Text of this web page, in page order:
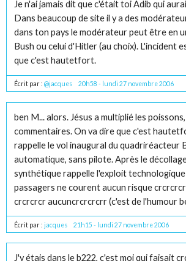
Je n'ai jamais dit que c'était toi Adib qui
Dans beaucoup de site il y a des
dans ton pays le modérateur peut être en
Bush ou celui d'Hitler (au choix). L'incident
que c'est hautetfort.
Écrit par :@jacques 20h58 - lundi 27 novembre 2006
ben M... alors. Jésus a multiplié les
commentaires. On va dire que c'est
rappelle le vol inaugural du quadriréacteur
automatique, sans pilote. Après le
synthétique rappelle l'exploit technologique
passagers ne courent aucun risque
crcrcrcr aucuncrcrcrcrr (c'est de l'humour
Écrit par :jacques 21h15 - lundi 27 novembre 2006
J'y étais dans le b222, c'est moi qui faisait